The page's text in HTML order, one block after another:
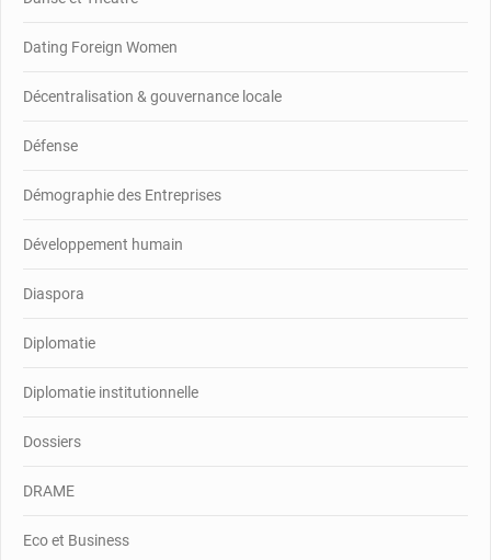
Dating Foreign Women
Décentralisation & gouvernance locale
Défense
Démographie des Entreprises
Développement humain
Diaspora
Diplomatie
Diplomatie institutionnelle
Dossiers
DRAME
Eco et Business